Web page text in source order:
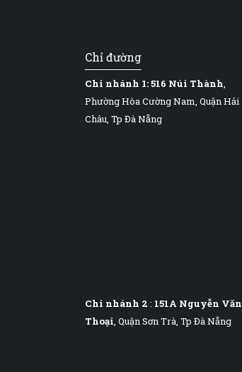
Chỉ đường
Chi nhánh 1:516 Núi Thành,
Phường Hòa Cường Nam, Quận Hải
Châu, Tp Đà Nẵng
Chi nhánh 2 : 151A Nguyễn Văn
Thoại, Quận Sơn Trà, Tp Đà Nẵng